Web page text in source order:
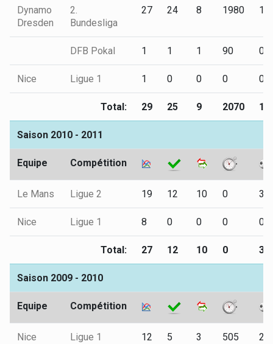
Dynamo
Dresden
2.
Bundesliga
27 24 8 1980 12
DFB Pokal 1 1 1 90 0
Nice Ligue 1 1 0 0 0 0
Total: 29 25 9 2070 12
Saison 2010 - 2011
Equipe Compétition
Le Mans Ligue 2 19 12 10 0 3
Nice Ligue 1 8 0 0 0 0
Total: 27 12 10 0 3
Saison 2009 - 2010
Equipe Compétition
Nice Ligue 1 12 5 3 505 2